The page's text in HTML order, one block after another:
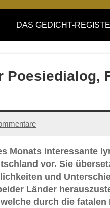
DAS GEDICHT-
Monats interessante
vor. Sie
und
Länder
durch die